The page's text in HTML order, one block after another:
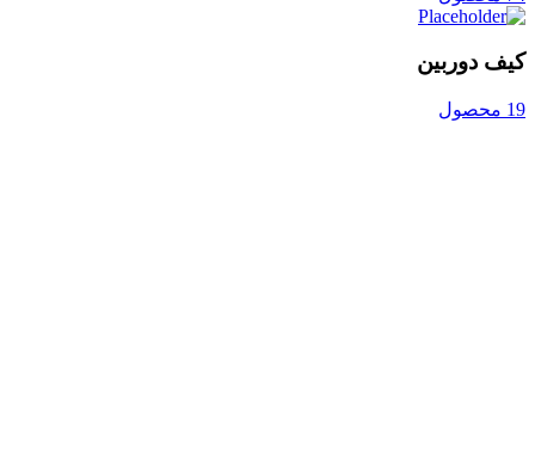
کیف دوربین
19 محصول